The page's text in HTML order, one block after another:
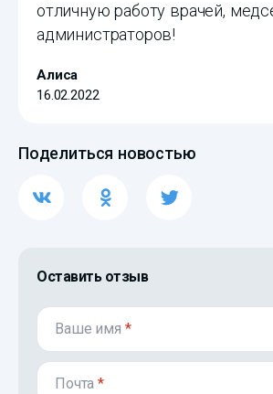
отличную работу врачей,
администраторов!
Алиса
16.02.2022
Поделиться новостью
Оставить отзыв
Ваше имя *
Почта*